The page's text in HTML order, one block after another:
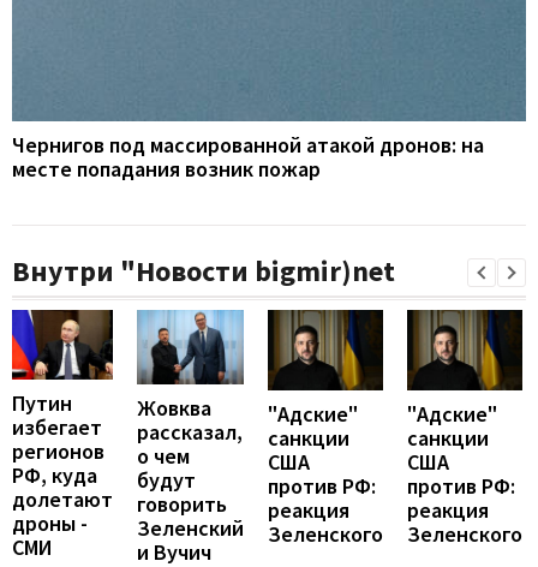
Чернигов под массированной атакой дронов: на
месте попадания возник пожар
Внутри "Новости bigmir)net
Путин
избегает
регионов
РФ, куда
долетают
дроны -
СМИ
Жовква
рассказал,
о чем
будут
говорить
Зеленский
и Вучич
"Адские"
санкции
США
против РФ:
реакция
Зеленского
"Адские"
санкции
США
против РФ:
реакция
Зеленского